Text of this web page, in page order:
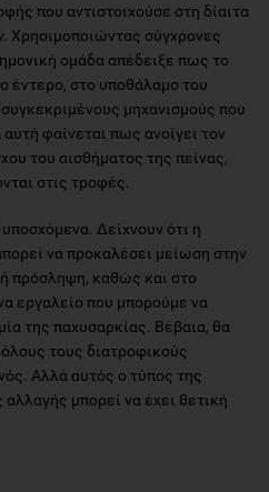
που αντιστοιχούσε στη δίαιτα
Χρησιμοποιώντας σύγχρονες
ομάδα απέδειξε πως το
έντερο, στο υποθάλαμο του
μηχανισμούς που
φαίνεται πως ανοίγει τον
του αισθήματος της πείνας,
στις τροφές.
Δείχνουν ότι η
να προκαλέσει μείωση στην
πρόσληψη, καθώς και στο
εργαλείο που μπορούμε να
της παχυσαρκίας. Βέβαια, θα
τους διατροφικούς
Αλλά αυτός ο τύπος της
μπορεί να έχει θετική